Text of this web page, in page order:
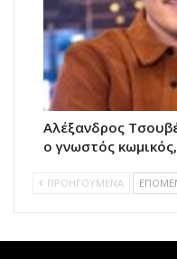
Αλέξανδρος
ο γνωστός
ΠΡΟΗΓΟΥΜΕΝΑ